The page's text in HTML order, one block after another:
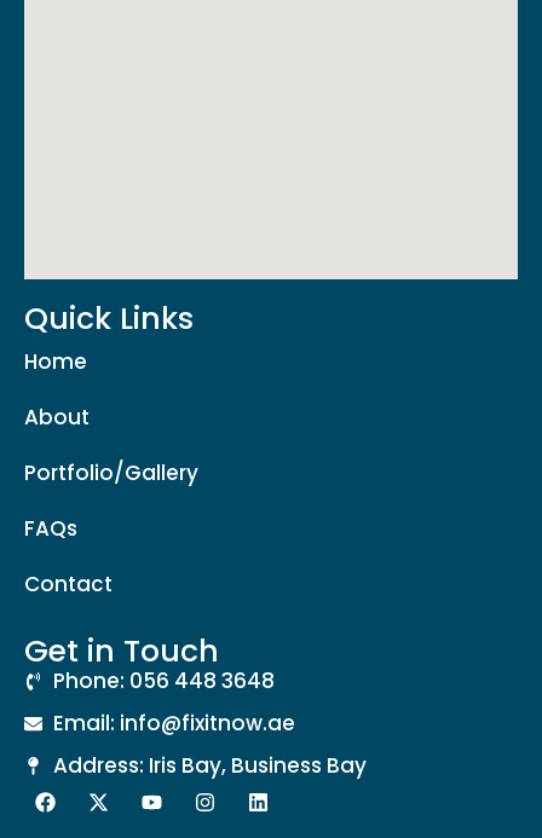
Quick Links
Home
About
Portfolio/Gallery
FAQs
Contact
Get in Touch
Phone: 056 448 3648
Email: info@fixitnow.ae
Address: Iris Bay, Business Bay